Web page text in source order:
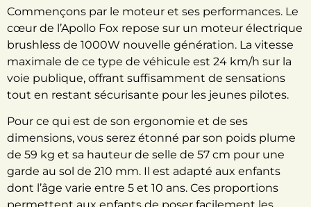
Commençons par le moteur et ses performances. Le
cœur de l’Apollo Fox repose sur un moteur électrique
brushless de 1000W nouvelle génération. La vitesse
maximale de ce type de véhicule est 24 km/h sur la
voie publique, offrant suffisamment de sensations
tout en restant sécurisante pour les jeunes pilotes.
Pour ce qui est de son ergonomie et de ses
dimensions, vous serez étonné par son poids plume
de 59 kg et sa hauteur de selle de 57 cm pour une
garde au sol de 210 mm. Il est adapté aux enfants
dont l’âge varie entre 5 et 10 ans. Ces proportions